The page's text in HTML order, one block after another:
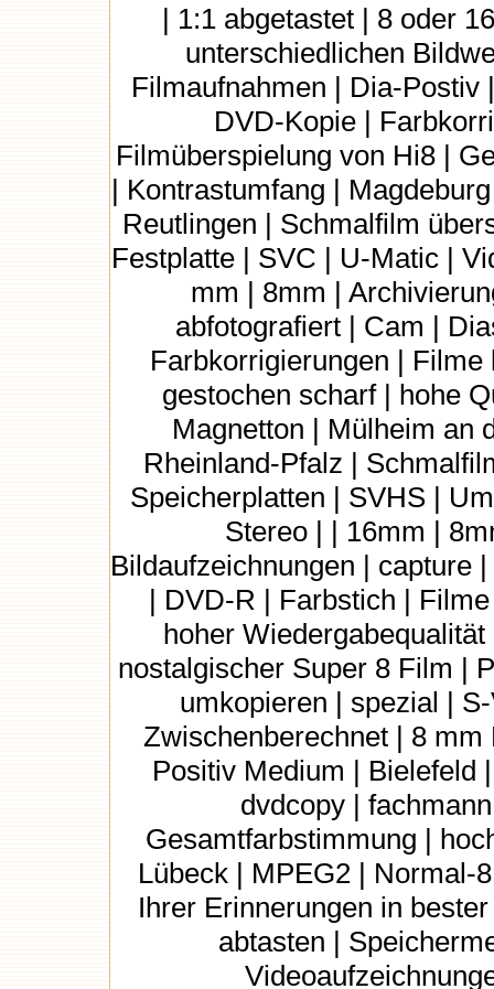
| 1:1 abgetastet | 8 oder
unterschiedlichen
Filmaufnahmen | Dia-
DVD-Kopie |
Filmüberspielung von Hi8 |
| Kontrastumfang |
Reutlingen | Schmalfilm
Festplatte | SVC | U-Matic |
mm | 8mm |
abfotografiert | Cam |
Farbkorrigierungen |
gestochen scharf | hohe
Magnetton | Mülheim an
Rheinland-Pfalz |
Speicherplatten | SVHS |
Stereo | | 16mm |
Bildaufzeichnungen | capture
| DVD-R | Farbstich |
hoher
nostalgischer Super 8 Film |
umkopieren | spezial |
Zwischenberechnet | 8
Positiv Medium | Bielefeld
dvdcopy |
Gesamtfarbstimmung |
Lübeck | MPEG2 | Normal-
Ihrer Erinnerungen in
abtasten |